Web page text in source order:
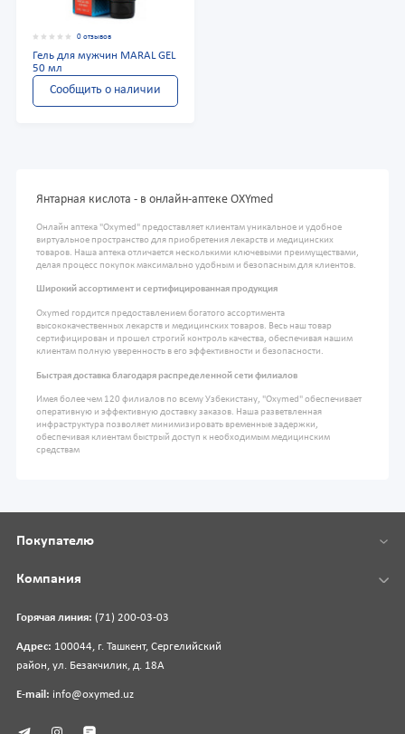
0 отзывов
Гель для мужчин MARAL GEL
50 мл
Сообщить о наличии
Янтарная кислота - в онлайн-аптеке OXYmed
Онлайн аптека "Oxymed" предоставляет клиентам уникальное и удобное
виртуальное пространство для приобретения лекарств и медицинских
товаров. Наша аптека отличается несколькими ключевыми преимуществами,
делая процесс покупок максимально удобным и безопасным для клиентов.
Широкий ассортимент и сертифицированная продукция
Oxymed гордится предоставлением богатого ассортимента
высококачественных лекарств и медицинских товаров. Весь наш товар
сертифицирован и прошел строгий контроль качества, обеспечивая нашим
клиентам полную уверенность в его эффективности и безопасности.
Быстрая доставка благодаря распределенной сети филиалов
Имея более чем 120 филиалов по всему Узбекистану, "Oxymed" обеспечивает
оперативную и эффективную доставку заказов. Наша разветвленная
инфраструктура позволяет минимизировать временные задержки,
обеспечивая клиентам быстрый доступ к необходимым медицинским
средствам
Горячая линия: (71) 200-03-03
Адрес: 100044, г. Ташкент, Сергелийский
район, ул. Безакчилик, д. 18А
E-mail: info@oxymed.uz
Покупателю
Компания